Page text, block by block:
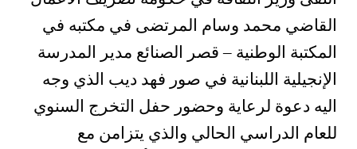
القاضي محمد وسام المرتضى في مكتبه في
المكتبة الوطنية – قصر الصنائع مدير المدرسة
الإنجيلية اللبنانية في صور فهد ديب الذي وجه
اليه دعوة لرعاية وحضور حفل التخرج السنوي
للعام الدراسي الحالي والذي يتزامن مع